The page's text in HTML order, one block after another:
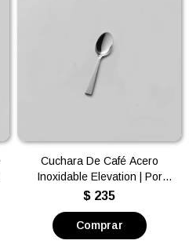
Cuchara De Café Acero
Inoxidable Elevation | Por
unidad
$ 235